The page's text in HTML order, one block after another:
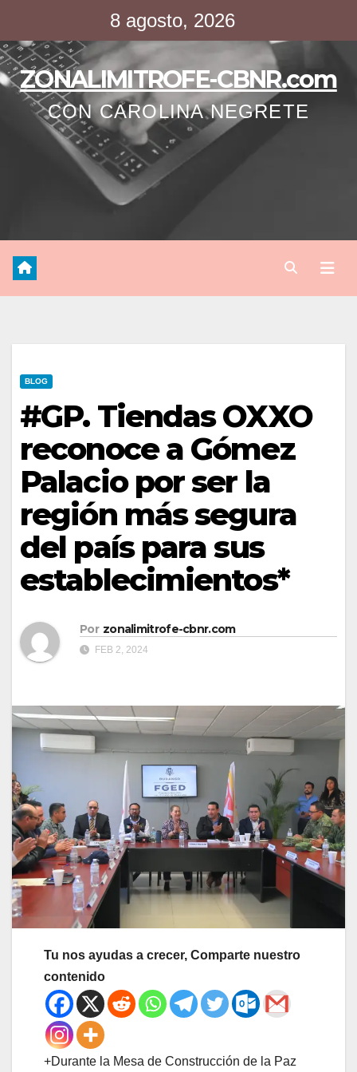
contenido
8 agosto, 2026
ZONALIMITROFE-CBNR.com
CON CAROLINA NEGRETE
BLOG
#GP. Tiendas OXXO
reconoce a Gómez
Palacio por ser la
región más segura
del país para sus
establecimientos*
Por zonalimitrofe-cbnr.com
FEB 2, 2024
Tu nos ayudas a crecer, Comparte nuestro
contenido
+Durante la Mesa de Construcción de la Paz